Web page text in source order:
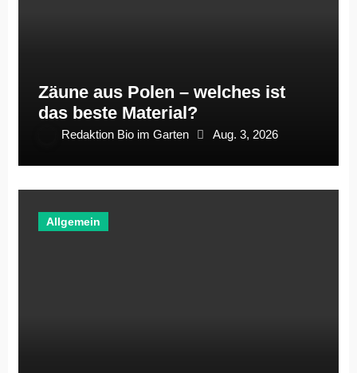
Zäune aus Polen – welches ist
das beste Material?
Redaktion Bio im Garten Aug. 3, 2026
Allgemein